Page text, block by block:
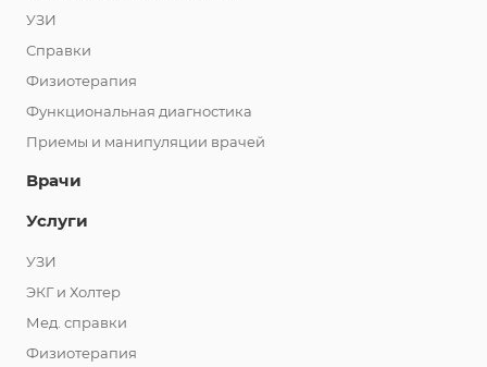
УЗИ
Справки
Физиотерапия
Функциональная диагностика
Приемы и манипуляции врачей
Врачи
Услуги
УЗИ
ЭКГ и Холтер
Мед. справки
Физиотерапия